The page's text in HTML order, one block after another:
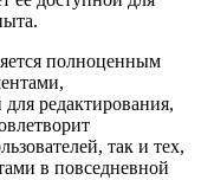
полноценным
редактирования,
так и тех,
в повседневной